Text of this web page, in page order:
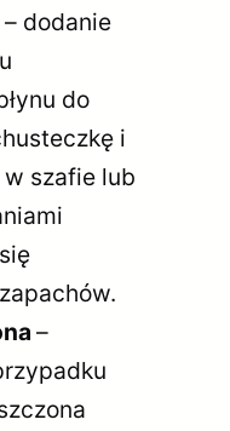
– dodanie
do
i
szafie lub
–